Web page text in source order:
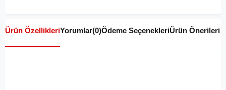
Ürün ÖzellikleriYorumlar(0)Ödeme SeçenekleriÜrün Önerileri